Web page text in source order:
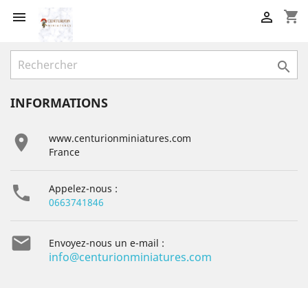
 shopping_cart


INFORMATIONS

www.centurionminiatures.com
France

Appelez-nous :
0663741846
 Envoyez-nous un e-mail :
info@centurionminiatures.com